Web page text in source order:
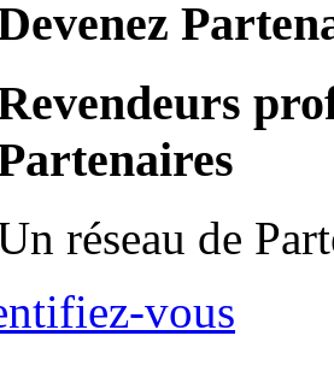
réseau de
vous